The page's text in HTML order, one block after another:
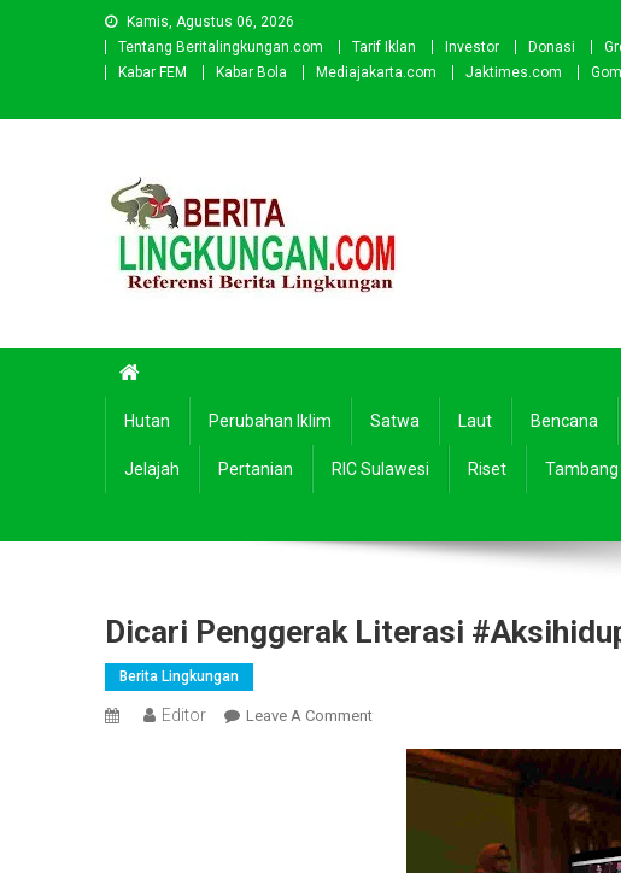
Kamis, Agustus 06, 2026
Tentang Beritalingkungan.com
Tarif Iklan Investor Donasi
Kabar FEM
Kabar Bola Mediajakarta.com Jaktimes.com
Hutan Perubahan Iklim Satwa Laut Bencana
Jelajah Pertanian RIC Sulawesi Riset Tambang
Dicari Penggerak Literasi
Berita Lingkungan
Editor Leave A CommentOn
Penggerak